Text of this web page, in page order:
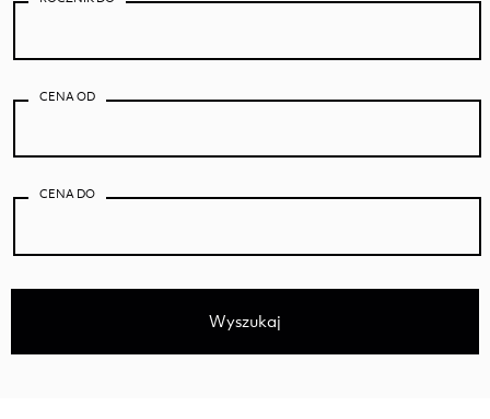
CENA OD
CENA DO
Wyszukaj
WIADOMOŚĆ
Centrum LIS. Podanie danych jest dobrowolne.
Administratorem podanych przez Pana/ Panią